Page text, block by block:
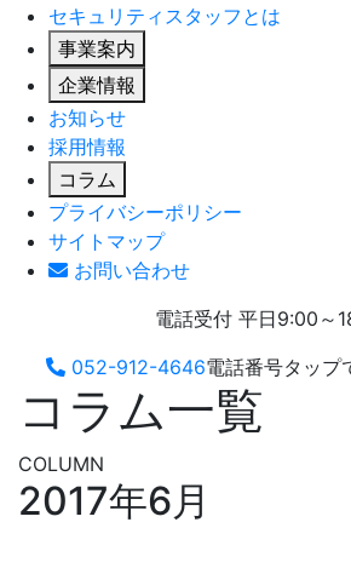
セキュリティスタッフとは
事業案内
企業情報
お知らせ
採用情報
コラム
プライバシーポリシー
サイトマップ
お問い合わせ
電話受付 平日9:00～
052-912-4646電話番号タップ
コラム一覧
COLUMN
2017年6月